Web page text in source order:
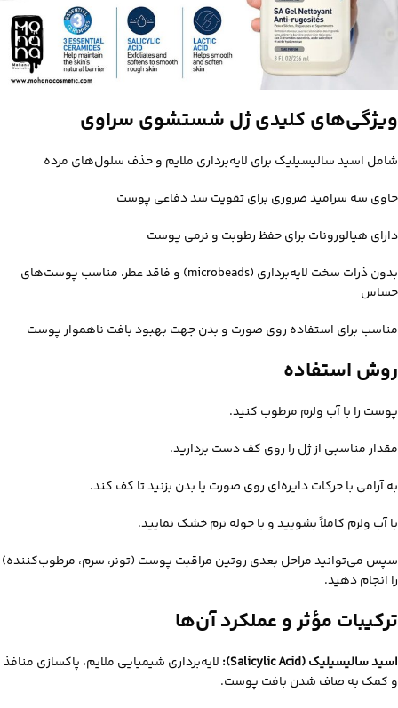
ویژگی‌های کلیدی ژل شستشوی سراوی
شامل اسید سالیسیلیک برای لایه‌برداری ملایم و حذف سلول‌های مرده
حاوی سه سرامید ضروری برای تقویت سد دفاعی پوست
دارای هیالورونات برای حفظ رطوبت و نرمی پوست
بدون ذرات سخت لایه‌برداری (microbeads) و فاقد عطر، مناسب پوست‌های
حساس
مناسب برای استفاده روی صورت و بدن جهت بهبود بافت ناهموار پوست
روش استفاده
پوست را با آب ولرم مرطوب کنید.
مقدار مناسبی از ژل را روی کف دست بردارید.
به آرامی با حرکات دایره‌ای روی صورت یا بدن بزنید تا کف کند.
با آب ولرم کاملاً بشویید و با حوله نرم خشک نمایید.
سپس می‌توانید مراحل بعدی روتین مراقبت پوست (تونر، سرم، مرطوب‌کننده)
را انجام دهید.
ترکیبات مؤثر و عملکرد آن‌ها
اسید سالیسیلیک (Salicylic Acid):
لایه‌برداری شیمیایی ملایم، پاکسازی منافذ
و کمک به صاف شدن بافت پوست.